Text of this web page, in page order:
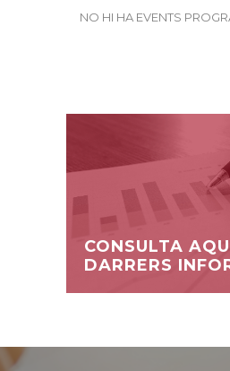
NO HI HA EVENTS
CONSULTA
DARRERS